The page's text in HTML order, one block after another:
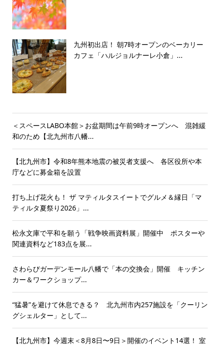
九州初出店！ 朝7時オープンのベーカリー
カフェ「ハルジョルナーレ小倉」...
＜スペースLABO本館＞お盆期間は午前9時オープンへ 混雑緩
和のため【北九州市八幡...
【北九州市】令和8年熊本地震の被災者支援へ 各区役所や本
庁などに募金箱を設置
打ち上げ花火も！ ザ マティルタスイートでグルメ＆縁日「マ
ティルタ夏祭り2026」...
松永文庫で平和を願う「戦争映画資料展」開催中 ポスターや
関連資料など183点を展...
さわらびガーデンモール八幡で「本の交換会」開催 キッチン
カー＆ワークショップ...
“猛暑”を避けて休息できる？ 北九州市内257施設を「クーリン
グシェルター」として...
【北九州市】今週末＜8月8日〜9日＞開催のイベント14選！ 室